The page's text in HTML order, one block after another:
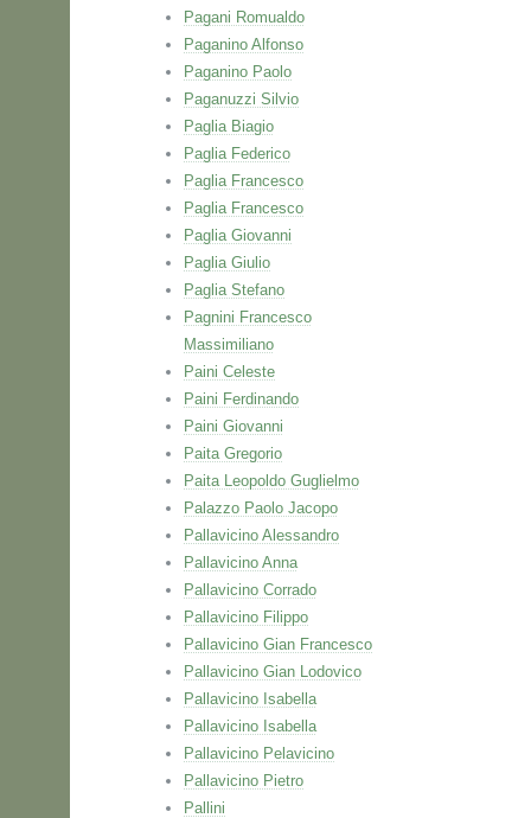
Pagani Romualdo
Paganino Alfonso
Paganino Paolo
Paganuzzi Silvio
Paglia Biagio
Paglia Federico
Paglia Francesco
Paglia Francesco
Paglia Giovanni
Paglia Giulio
Paglia Stefano
Pagnini Francesco
Massimiliano
Paini Celeste
Paini Ferdinando
Paini Giovanni
Paita Gregorio
Paita Leopoldo Guglielmo
Palazzo Paolo Jacopo
Pallavicino Alessandro
Pallavicino Anna
Pallavicino Corrado
Pallavicino Filippo
Pallavicino Gian Francesco
Pallavicino Gian Lodovico
Pallavicino Isabella
Pallavicino Isabella
Pallavicino Pelavicino
Pallavicino Pietro
Pallini